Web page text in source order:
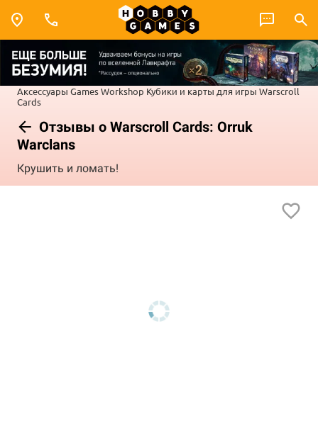
Аксессуары Games Workshop Кубики и карты для игры Warscroll
Cards
Отзывы о Warscroll Cards: Orruk
Warclans
Крушить и ломать!